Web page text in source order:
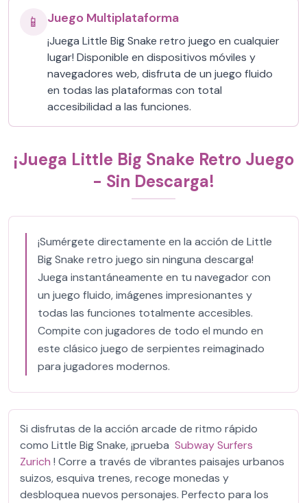
📱 Juego Multiplataforma
¡Juega Little Big Snake retro juego en cualquier
lugar! Disponible en dispositivos móviles y
navegadores web, disfruta de un juego fluido
en todas las plataformas con total
accesibilidad a las funciones.
¡Juega Little Big Snake Retro Juego
- Sin Descarga!
¡Sumérgete directamente en la acción de Little
Big Snake retro juego sin ninguna descarga!
Juega instantáneamente en tu navegador con
un juego fluido, imágenes impresionantes y
todas las funciones totalmente accesibles.
Compite con jugadores de todo el mundo en
este clásico juego de serpientes reimaginado
para jugadores modernos.
Si disfrutas de la acción arcade de ritmo rápido
como Little Big Snake, ¡prueba Subway Surfers
Zurich ! Corre a través de vibrantes paisajes urbanos
suizos, esquiva trenes, recoge monedas y
desbloquea nuevos personajes. Perfecto para los